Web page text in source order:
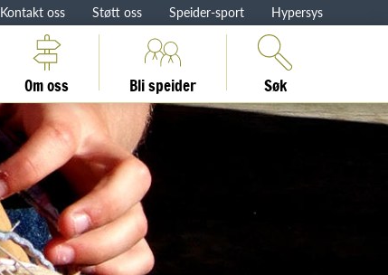
Kontakt oss Støtt oss Speider-sport Hypersys
Om oss Bli speider Søk